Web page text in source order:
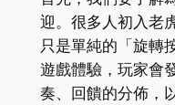
迎。很多人初入老
只是單純的「旋轉
遊戲體驗，玩家會
奏、回饋的分佈，